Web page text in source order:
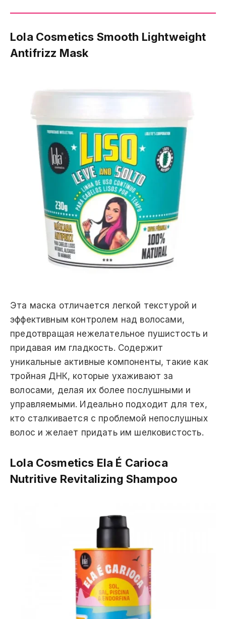
Lola Cosmetics Smooth Lightweight
Antifrizz Mask
Эта маска отличается легкой текстурой и
эффективным контролем над волосами,
предотвращая нежелательное пушистость и
придавая им гладкость. Содержит
уникальные активные компоненты, такие как
тройная ДНК, которые ухаживают за
волосами, делая их более послушными и
управляемыми. Идеально подходит для тех,
кто сталкивается с проблемой непослушных
волос и желает придать им шелковистость.
Lola Cosmetics Ela É Carioca
Nutritive Revitalizing Shampoo